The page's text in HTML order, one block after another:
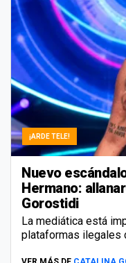
¡ARDE TELE!
Nuevo
Hermano:
Gorostidi
La mediática está
plataformas ilegales